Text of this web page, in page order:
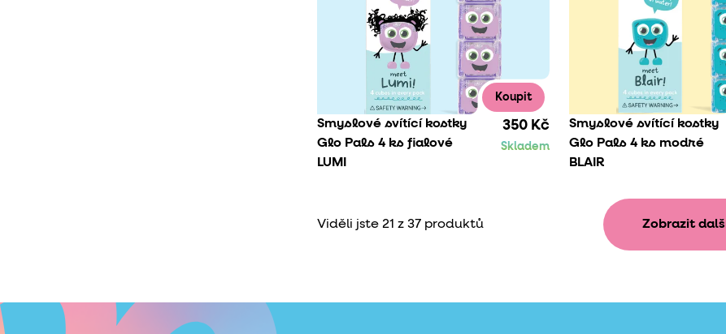
Koupit
Smyslové svítící kostky
Glo Pals 4 ks fialové
LUMI
350 Kč
Skladem
Smyslové svítící kostky
Glo Pals 4 ks modré
BLAIR
Viděli jste 21 z 37 produktů Zobrazit